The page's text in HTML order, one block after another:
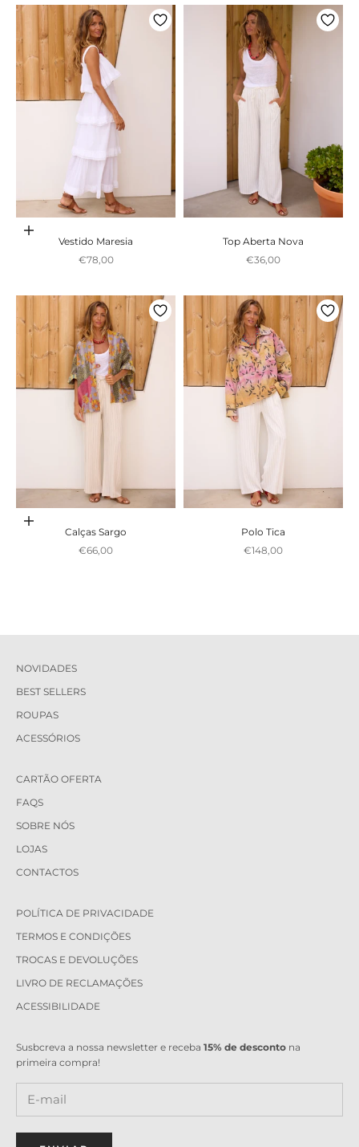
Adicionar ao carrinho
Vestido Maresia
Preço promocional
€78,00
Top Aberta Nova
Preço promocional
€36,00
Adicionar ao carrinho
Calças Sargo
Preço promocional
€66,00
Polo Tica
Preço promocional
€148,00
NOVIDADES
BEST SELLERS
ROUPAS
ACESSÓRIOS
CARTÃO OFERTA
FAQS
SOBRE NÓS
LOJAS
CONTACTOS
POLÍTICA DE PRIVACIDADE
TERMOS E CONDIÇÕES
TROCAS E DEVOLUÇÕES
LIVRO DE RECLAMAÇÕES
ACESSIBILIDADE
Susbcreva a nossa newsletter e receba 15% de desconto na
primeira compra!